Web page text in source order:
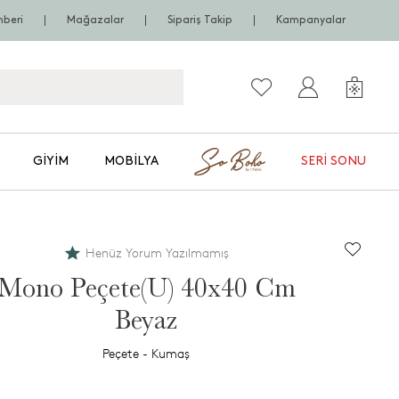
Mağazalar Sipariş Takip Kampanyalar
GIYIM MOBILYA SERI SONU
Henüz Yorum Yazılmamış
Peçete(U) 40x40 Cm
Beyaz
Peçete - Kumaş